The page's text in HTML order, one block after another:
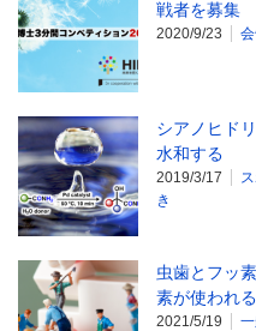
戦者を募集
2020/9/23
シアノヒド
水和する
2019/3/17
き
虫歯とフッ
素が使われ
2021/5/19